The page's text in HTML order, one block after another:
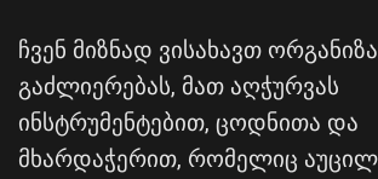
ჩვენ მიზნად ვისახავთ
გაძლიერებას, მათ აღჭურვას
ინსტრუმენტებით, ცოდნითა და
მხარდაჭერით, რომელიც